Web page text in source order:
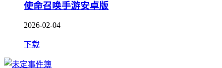
使命召唤手游安卓版
2026-02-04
下载